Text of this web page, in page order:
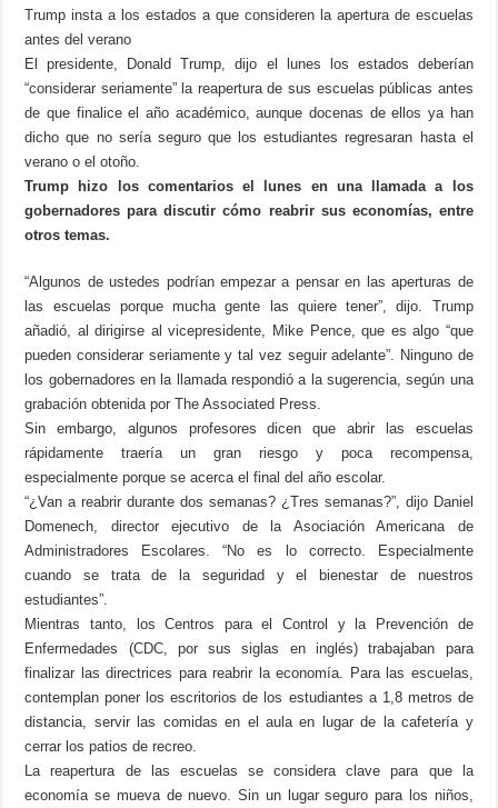
Trump insta a los estados a que consideren la apertura de escuelas
antes del verano
El presidente, Donald Trump, dijo el lunes los estados deberían
“considerar seriamente” la reapertura de sus escuelas públicas antes
de que finalice el año académico, aunque docenas de ellos ya han
dicho que no sería seguro que los estudiantes regresaran hasta el
verano o el otoño.
Trump hizo los comentarios el lunes en una llamada a los
gobernadores para discutir cómo reabrir sus economías, entre
otros temas.
“Algunos de ustedes podrían empezar a pensar en las aperturas de
las escuelas porque mucha gente las quiere tener”, dijo. Trump
añadió, al dirigirse al vicepresidente, Mike Pence, que es algo “que
pueden considerar seriamente y tal vez seguir adelante”. Ninguno de
los gobernadores en la llamada respondió a la sugerencia, según una
grabación obtenida por The Associated Press.
Sin embargo, algunos profesores dicen que abrir las escuelas
rápidamente traería un gran riesgo y poca recompensa,
especialmente porque se acerca el final del año escolar.
“¿Van a reabrir durante dos semanas? ¿Tres semanas?”, dijo Daniel
Domenech, director ejecutivo de la Asociación Americana de
Administradores Escolares. “No es lo correcto. Especialmente
cuando se trata de la seguridad y el bienestar de nuestros
estudiantes”.
Mientras tanto, los Centros para el Control y la Prevención de
Enfermedades (CDC, por sus siglas en inglés) trabajaban para
finalizar las directrices para reabrir la economía. Para las escuelas,
contemplan poner los escritorios de los estudiantes a 1,8 metros de
distancia, servir las comidas en el aula en lugar de la cafetería y
cerrar los patios de recreo.
La reapertura de las escuelas se considera clave para que la
economía se mueva de nuevo. Sin un lugar seguro para los niños,